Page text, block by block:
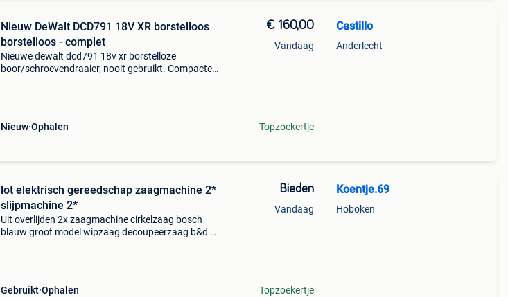
Nieuw DeWalt DCD791 18V XR borstelloos
borstelloos - complet
Nieuwe dewalt dcd791 18v xr borstelloze
boor/schroevendraaier, nooit gebruikt. Compacte
Nieuw Ophalen
€ 160,00
Vandaag
Topzoekertje
Castillo
Anderlecht
lot elektrisch gereedschap zaagmachine 2*
slijpmachine 2*
Uit overlijden 2x zaagmachine cirkelzaag bosch
blauw groot model wipzaag decoupeerzaag b&d 2x
Gebruikt Ophalen
Bieden
Vandaag
Topzoekertje
Koentje.69
Hoboken